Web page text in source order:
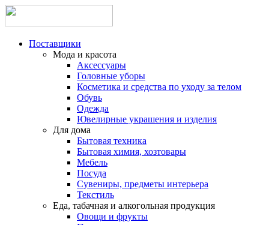
Поставщики
Мода и красота
Аксессуары
Головные уборы
Косметика и средства по уходу за телом
Обувь
Одежда
Ювелирные украшения и изделия
Для дома
Бытовая техника
Бытовая химия, хозтовары
Мебель
Посуда
Сувениры, предметы интерьера
Текстиль
Еда, табачная и алкогольная продукция
Овощи и фрукты